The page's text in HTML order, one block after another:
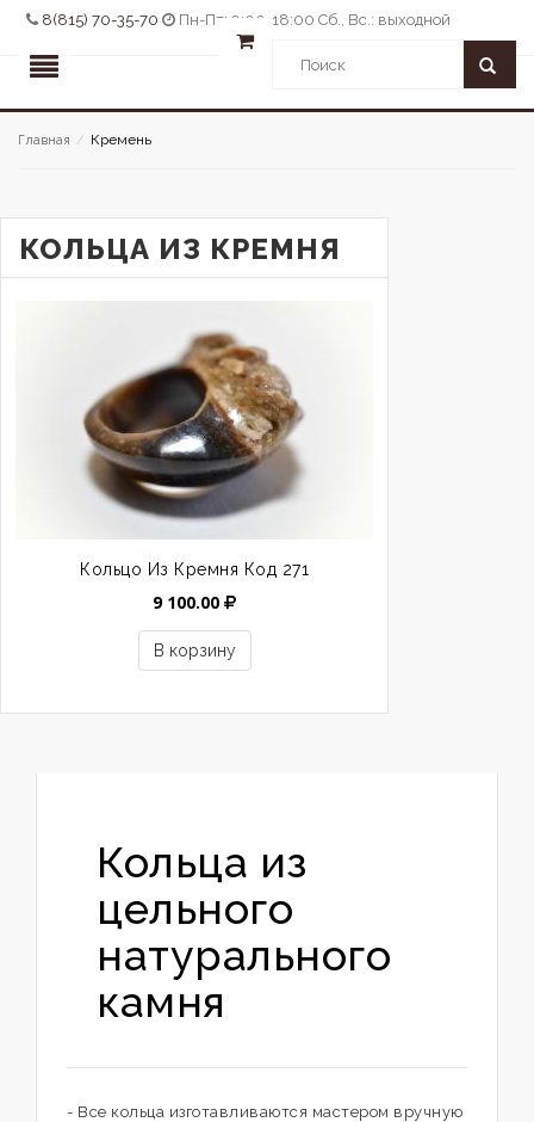
8(815) 70-35-70 Пн-Пт: 9:00-18:00 Сб., Вс.: выходной
Главная / Кремень
КОЛЬЦА ИЗ КРЕМНЯ
Кольцо Из Кремня Код 271
9 100.00
В корзину
Кольца из
цельного
натурального
камня
- Все кольца изготавливаются мастером вручную